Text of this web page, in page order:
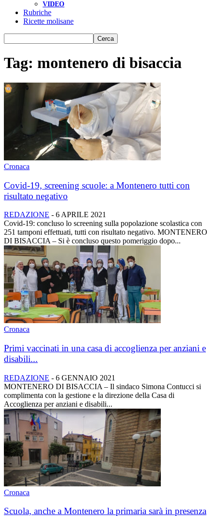
VIDEO
Rubriche
Ricette molisane
Tag: montenero di bisaccia
Cronaca
Covid-19, screening scuole: a Montenero tutti con
risultato negativo
REDAZIONE - 6 APRILE 2021
Covid-19: concluso lo screening sulla popolazione scolastica con
251 tamponi effettuati, tutti con risultato negativo. MONTENERO
DI BISACCIA – Si è concluso questo pomeriggio dopo...
Cronaca
Primi vaccinati in una casa di accoglienza per anziani e
disabili...
REDAZIONE - 6 GENNAIO 2021
MONTENERO DI BISACCIA – Il sindaco Simona Contucci si
complimenta con la gestione e la direzione della Casa di
Accoglienza per anziani e disabili...
Cronaca
Scuola, anche a Montenero la primaria sarà in presenza